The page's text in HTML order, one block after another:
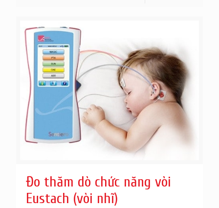
Đo thăm dò chức năng vòi
Eustach (vòi nhĩ)